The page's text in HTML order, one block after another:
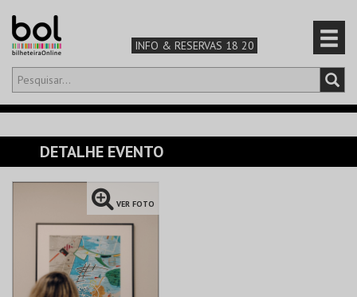
INFO & RESERVAS 18 20
Olá,iniciar sessão
CARRINHO 0
TEATRO & ARTE
MÚSICA & FESTIVAIS
FAMÍLIA
DETALHE EVENTO
VER FOTO